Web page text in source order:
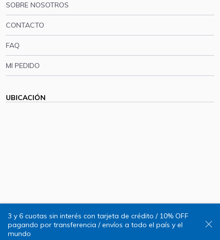
3 y 6 cuotas sin interés con tarjeta de crédito / 10% OFF
pagando por transferencia / envíos a todo el país y el
mundo
SOBRE NOSOTROS
CONTACTO
FAQ
MI PEDIDO
UBICACIÓN
Quorum, Tienda de Arte © 2025